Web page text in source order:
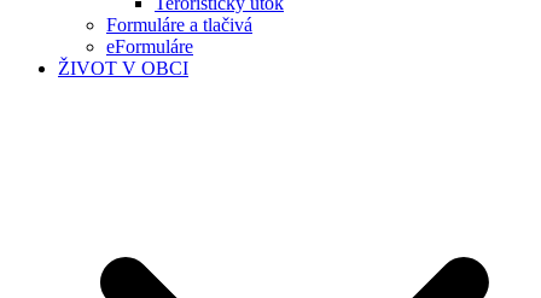
Formuláre a tlačivá
eFormuláre
ŽIVOT V OBCI